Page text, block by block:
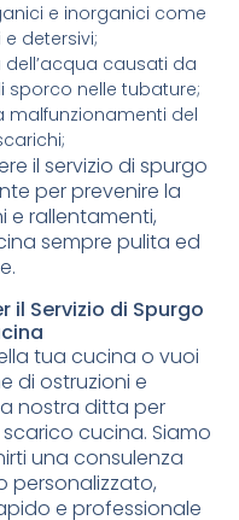
e inorganici come
detersivi;
causati da
nelle tubature;
malfunzionamenti del
il servizio di spurgo
per prevenire la
e rallentamenti,
sempre pulita ed
Servizio di Spurgo
tua cucina o vuoi
di ostruzioni e
nostra ditta per
cucina. Siamo
una consulenza
personalizzato,
e professionale